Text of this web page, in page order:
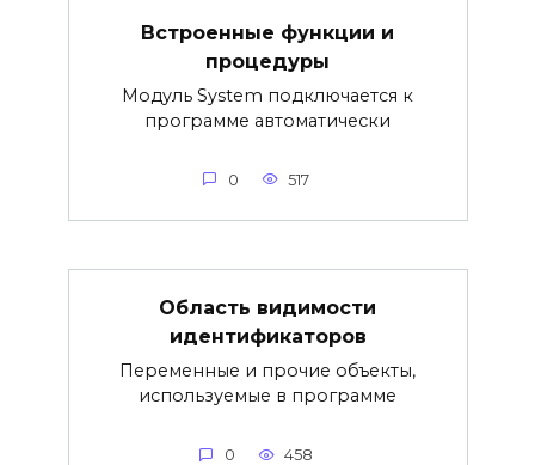
Встроенные функции и
процедуры
Модуль System подключается к
программе автоматически
0 517
Область видимости
идентификаторов
Переменные и прочие объекты,
используемые в программе
0 458